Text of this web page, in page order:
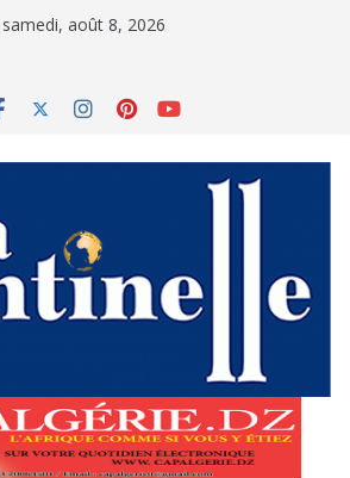
samedi, août 8, 2026